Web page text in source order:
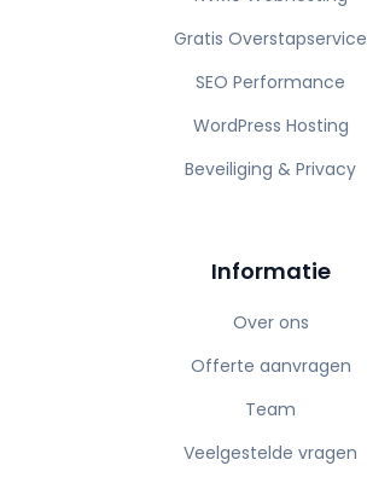
Gratis Overstapservice
SEO Performance
WordPress Hosting
Beveiliging & Privacy
Informatie
Over ons
Offerte aanvragen
Team
Veelgestelde vragen